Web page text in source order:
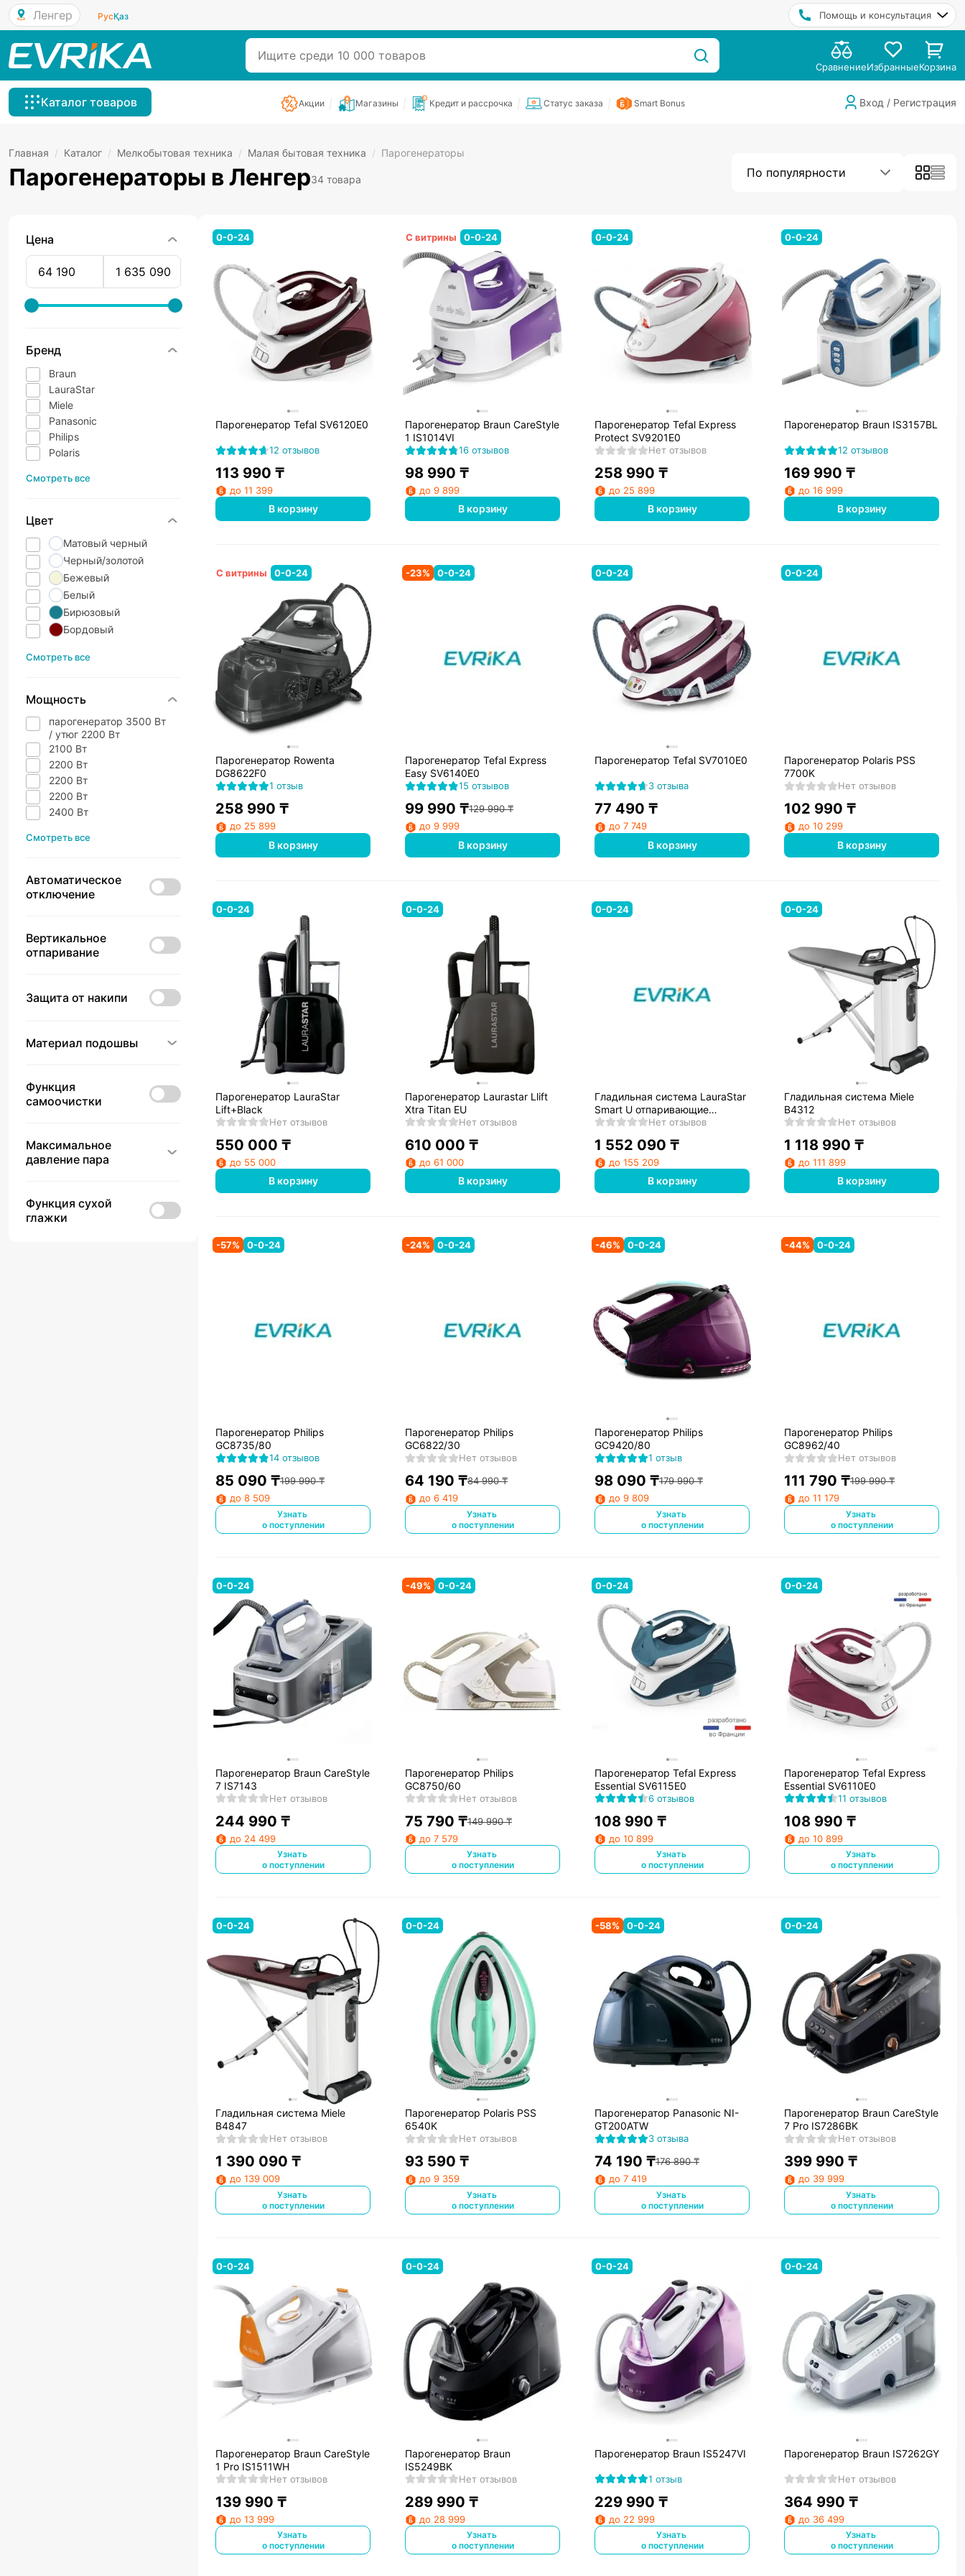
Ленгер РусҚаз Помощь и консультация
СравнениеИзбранныеКорзина
Каталог товаров Акции Магазины Кредит и рассрочка Статус заказа Smart Bonus Вход / Регистрация
Главная / Каталог / Мелкобытовая техника / Малая бытовая техника / Парогенераторы
Парогенераторы в Ленгер34 товара По популярности
Цена
Бренд
Braun
LauraStar
Miele
Panasonic
Philips
Polaris
Смотреть все
Цвет
Матовый черный
Черный/золотой
Бежевый
Белый
Бирюзовый
Бордовый
Смотреть все
Мощность
парогенератор 3500 Вт
/ утюг 2200 Вт
2100 Вт
2200 Вт
2200 Вт
2200 Вт
2400 Вт
Смотреть все
Автоматическое
отключение
Вертикальное
отпаривание
Защита от накипи
Материал подошвы
Функция
самоочистки
Максимальное
давление пара
Функция сухой
глажки
0-0-24
Парогенератор Tefal SV6120E0
12 отзывов
113 990 ₸
до 11 399
В корзину
С витрины 0-0-24
Парогенератор Braun CareStyle
1 IS1014VI
16 отзывов
98 990 ₸
до 9 899
В корзину
0-0-24
Парогенератор Tefal Express
Protect SV9201E0
Нет отзывов
258 990 ₸
до 25 899
В корзину
0-0-24
Парогенератор Braun IS3157BL
12 отзывов
169 990 ₸
до 16 999
В корзину
С витрины 0-0-24
Парогенератор Rowenta
DG8622F0
1 отзыв
258 990 ₸
до 25 899
В корзину
-23% 0-0-24
Парогенератор Tefal Express
Easy SV6140E0
15 отзывов
99 990 ₸129 990₸
до 9 999
В корзину
0-0-24
Парогенератор Tefal SV7010E0
3 отзыва
77 490 ₸
до 7 749
В корзину
0-0-24
Парогенератор Polaris PSS
7700K
Нет отзывов
102 990 ₸
до 10 299
В корзину
0-0-24
Парогенератор LauraStar
Lift+Black
Нет отзывов
550 000 ₸
до 55 000
В корзину
0-0-24
Парогенератор Laurastar Llift
Xtra Titan EU
Нет отзывов
610 000 ₸
до 61 000
В корзину
0-0-24
Гладильная система LauraStar
Smart U отпаривающие
электроутюгиНет отзывов
1 552 090 ₸
до 155 209
В корзину
0-0-24
Гладильная система Miele
B4312
Нет отзывов
1 118 990 ₸
до 111 899
В корзину
-57% 0-0-24
Парогенератор Philips
GC8735/80
14 отзывов
85 090 ₸199 990₸
до 8 509
Узнать
о поступлении
-24% 0-0-24
Парогенератор Philips
GC6822/30
Нет отзывов
64 190 ₸84 990₸
до 6 419
Узнать
о поступлении
-46% 0-0-24
Парогенератор Philips
GC9420/80
1 отзыв
98 090 ₸179 990₸
до 9 809
Узнать
о поступлении
-44% 0-0-24
Парогенератор Philips
GC8962/40
Нет отзывов
111 790 ₸199 990₸
до 11 179
Узнать
о поступлении
0-0-24
Парогенератор Braun CareStyle
7 IS7143
Нет отзывов
244 990 ₸
до 24 499
Узнать
о поступлении
-49% 0-0-24
Парогенератор Philips
GC8750/60
Нет отзывов
75 790 ₸149 990₸
до 7 579
Узнать
о поступлении
0-0-24
Парогенератор Tefal Express
Essential SV6115E0
6 отзывов
108 990 ₸
до 10 899
Узнать
о поступлении
0-0-24
Парогенератор Tefal Express
Essential SV6110E0
11 отзывов
108 990 ₸
до 10 899
Узнать
о поступлении
0-0-24
Гладильная система Miele
B4847
Нет отзывов
1 390 090 ₸
до 139 009
Узнать
о поступлении
0-0-24
Парогенератор Polaris PSS
6540K
Нет отзывов
93 590 ₸
до 9 359
Узнать
о поступлении
-58% 0-0-24
Парогенератор Panasonic NI-
GT200ATW
3 отзыва
74 190 ₸176 890₸
до 7 419
Узнать
о поступлении
0-0-24
Парогенератор Braun CareStyle
7 Pro IS7286BK
Нет отзывов
399 990 ₸
до 39 999
Узнать
о поступлении
0-0-24
Парогенератор Braun CareStyle
1 Pro IS1511WH
Нет отзывов
139 990 ₸
до 13 999
Узнать
о поступлении
0-0-24
Парогенератор Braun
IS5249BK
Нет отзывов
289 990 ₸
до 28 999
Узнать
о поступлении
0-0-24
Парогенератор Braun IS5247VI
1 отзыв
229 990 ₸
до 22 999
Узнать
о поступлении
0-0-24
Парогенератор Braun IS7262GY
Нет отзывов
364 990 ₸
до 36 499
Узнать
о поступлении